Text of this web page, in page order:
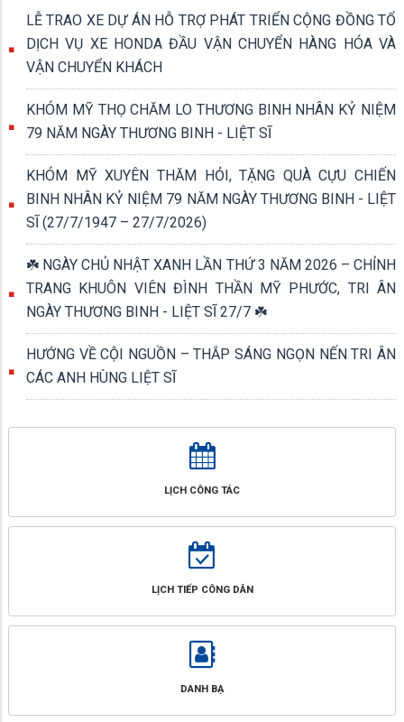
LỄ TRAO XE DỰ ÁN HỖ TRỢ PHÁT TRIỂN CỘNG ĐỒNG TỔ
DỊCH VỤ XE HONDA ĐẦU VẬN CHUYỂN HÀNG HÓA VÀ
VẬN CHUYỂN KHÁCH
KHÓM MỸ THỌ CHĂM LO THƯƠNG BINH NHÂN KỶ NIỆM
79 NĂM NGÀY THƯƠNG BINH - LIỆT SĨ
KHÓM MỸ XUYÊN THĂM HỎI, TẶNG QUÀ CỰU CHIẾN
BINH NHÂN KỶ NIỆM 79 NĂM NGÀY THƯƠNG BINH - LIỆT
SĨ (27/7/1947 – 27/7/2026)
☘️ NGÀY CHỦ NHẬT XANH LẦN THỨ 3 NĂM 2026 – CHỈNH
TRANG KHUÔN VIÊN ĐÌNH THẦN MỸ PHƯỚC, TRI ÂN
NGÀY THƯƠNG BINH - LIỆT SĨ 27/7 ☘️
HƯỚNG VỀ CỘI NGUỒN – THẮP SÁNG NGỌN NẾN TRI ÂN
CÁC ANH HÙNG LIỆT SĨ
LỊCH CÔNG TÁC
LỊCH TIẾP CÔNG DÂN
DANH BẠ